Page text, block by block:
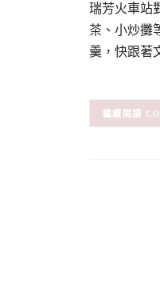
瑞芳火車站
茶、小炒攤
羹，快跟著